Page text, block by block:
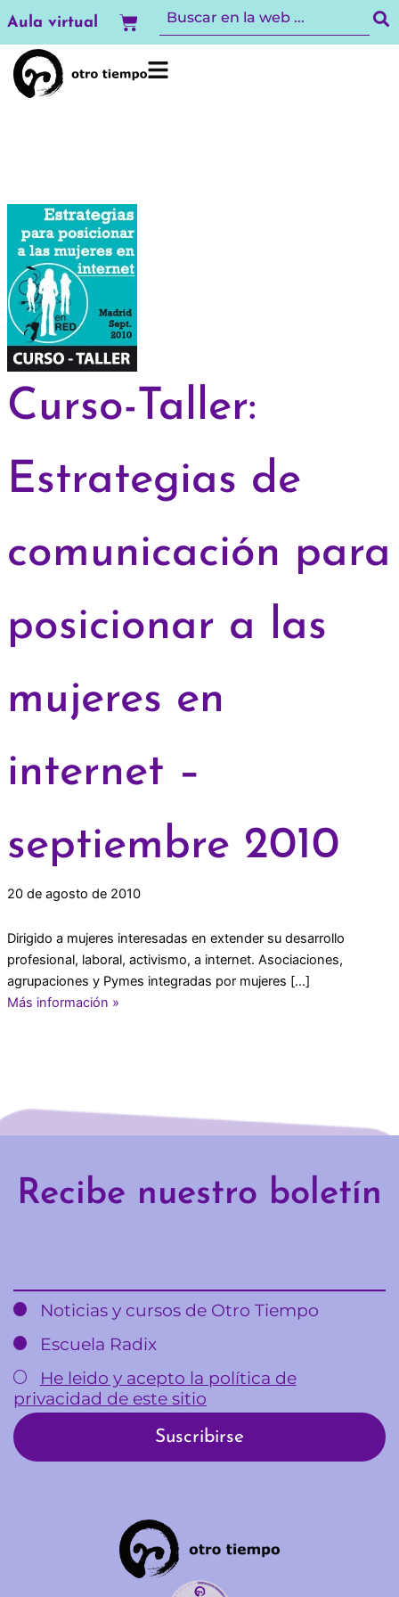
al
contenido
Aula virtual Carrito
Curso-Taller:
Estrategias de
comunicación para
posicionar a las
mujeres en
internet –
septiembre 2010
20 de agosto de 2010
Dirigido a mujeres interesadas en extender su desarrollo
profesional, laboral, activismo, a internet. Asociaciones,
agrupaciones y Pymes integradas por mujeres […]
Más información »
Recibe nuestro boletín
Noticias y cursos de Otro Tiempo
Escuela Radix
He leido y acepto la política de
privacidad de este sitio